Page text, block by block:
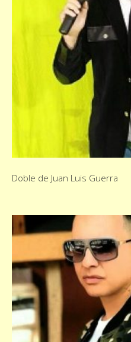
Doble de Juan Luis Guerra